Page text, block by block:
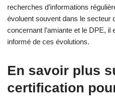
recherches d’informations
évoluent souvent dans le secteur
concernant l’amiante et le DPE, il
informé de ces évolutions.
En savoir plus
certification